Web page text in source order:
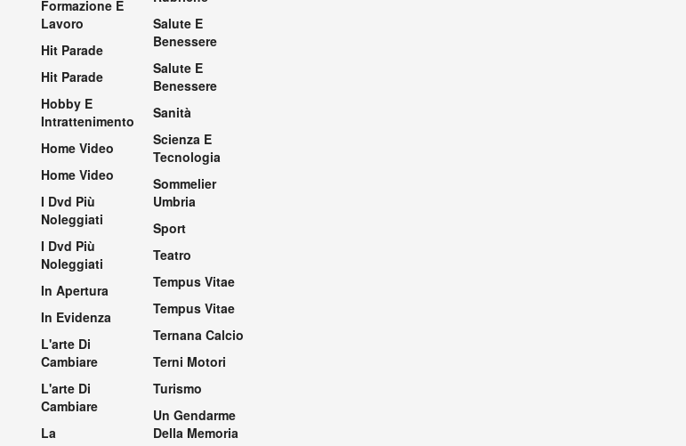
Formazione E
Lavoro
Hit Parade
Hit Parade
Hobby E
Intrattenimento
Home Video
Home Video
I Dvd Più
Noleggiati
I Dvd Più
Noleggiati
In Apertura
In Evidenza
L'arte Di
Cambiare
L'arte Di
Cambiare
La
Salute E
Benessere
Salute E
Benessere
Sanità
Scienza E
Tecnologia
Sommelier
Umbria
Sport
Teatro
Tempus Vitae
Tempus Vitae
Ternana Calcio
Terni Motori
Turismo
Un Gendarme
Della Memoria